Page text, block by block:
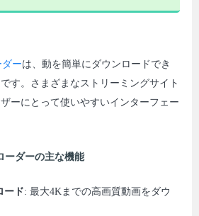
ダーは、動を簡単にダウンロードでき
す。さまざまなストリーミングサイト
ーにとって使いやすいインターフェー
ーダーの主な機能
ード: 最大4Kまでの高画質動画をダウ